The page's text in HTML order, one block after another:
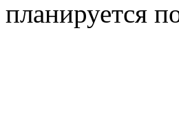
планируется